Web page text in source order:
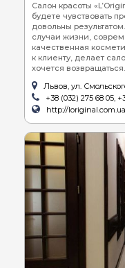
Салон красоты
будете чувствовать
довольны
случаи жизни,
качественная
к клиенту, делает
хочется возвращаться.
Львов, ул.
+38 (032) 275 68 05,
http://loriginal.com.ua